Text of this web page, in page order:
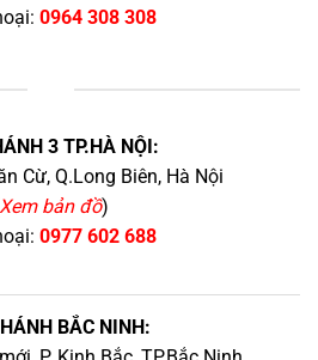
0964 308 308
3 TP.HÀ NỘI:
Cừ, Q.Long Biên, Hà Nội
bản đồ)
0977 602 688
BẮC NINH: